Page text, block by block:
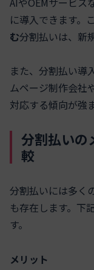
に導入できます。
む分割払いは、新
また、分割払い導
ムページ制作会社
対応する傾向が強
分割払いの
較
分割払いには多く
も存在します。下
す。
メリット